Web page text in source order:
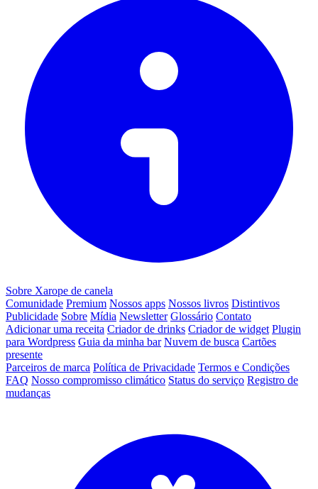
Sobre Xarope de canela
Comunidade Premium Nossos apps Nossos livros Distintivos
Publicidade Sobre Mídia Newsletter Glossário Contato
Adicionar uma receita Criador de drinks Criador de widget Plugin
para Wordpress Guia da minha bar Nuvem de busca Cartões
presente
Parceiros de marca Política de Privacidade Termos e Condições
FAQ Nosso compromisso climático Status do serviço Registro de
mudanças